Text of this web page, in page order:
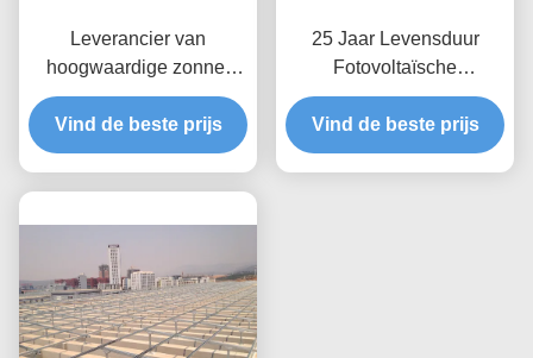
Leverancier van
hoogwaardige zonne-
energie-installaties voor
plat dak
Vind de beste prijs
25 Jaar Levensduur
Fotovoltaïsche
Dakmontage Ontworpen
Daktoepassing
Zonnepaneel
Vind de beste prijs